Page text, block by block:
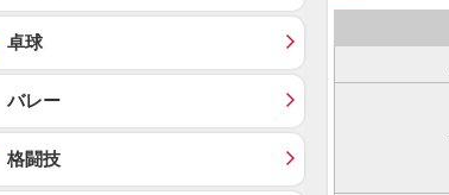
卓球
バレー
格闘技